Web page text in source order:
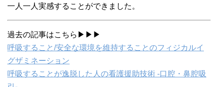
一人一人実感することができました。
過去の記事はこちら▶▶▶
呼吸すること/安全な環境を維持することのフィジカルイ
グザミネーション
呼吸することが逸脱した人の看護援助技術 -口腔・鼻腔吸